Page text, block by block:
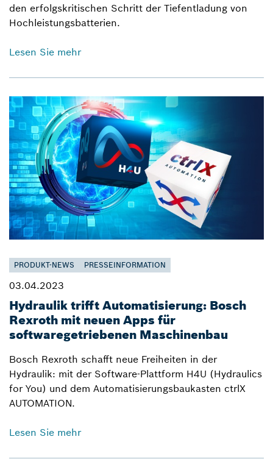
den erfolgskritischen Schritt der Tiefentladung von
Hochleistungsbatterien.
Lesen Sie mehr
PRODUKT-NEWS PRESSEINFORMATION
03.04.2023
Hydraulik trifft Automatisierung: Bosch
Rexroth mit neuen Apps für
softwaregetriebenen Maschinenbau
Bosch Rexroth schafft neue Freiheiten in der
Hydraulik: mit der Software-Plattform H4U (Hydraulics
for You) und dem Automatisierungsbaukasten ctrlX
AUTOMATION.
Lesen Sie mehr